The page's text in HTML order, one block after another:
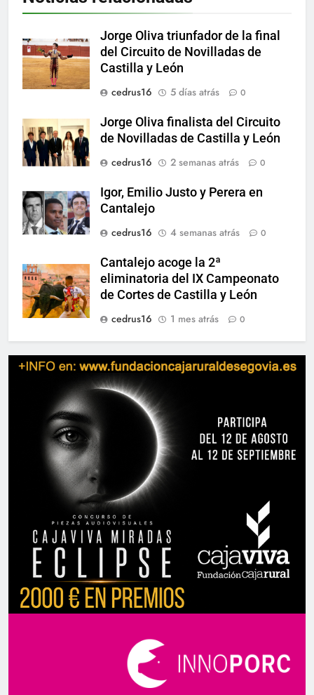
Jorge Oliva triunfador de la final
del Circuito de Novilladas de
Castilla y León
cedrus16
5 días atrás 0
Jorge Oliva finalista del Circuito
de Novilladas de Castilla y León
cedrus16
2 semanas atrás 0
Igor, Emilio Justo y Perera en
Cantalejo
cedrus16
4 semanas atrás 0
Cantalejo acoge la 2ª
eliminatoria del IX Campeonato
de Cortes de Castilla y León
cedrus16
1 mes atrás 0